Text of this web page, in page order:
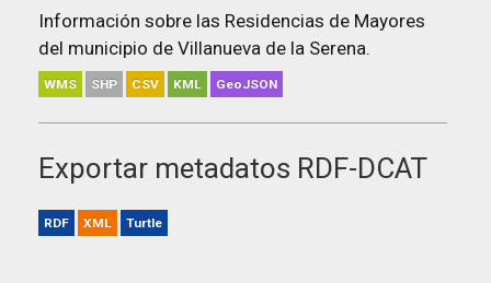
Información sobre las Residencias de Mayores
del municipio de Villanueva de la Serena.
WMS SHP CSV KML GeoJSON
Exportar metadatos RDF-DCAT
RDF XML Turtle